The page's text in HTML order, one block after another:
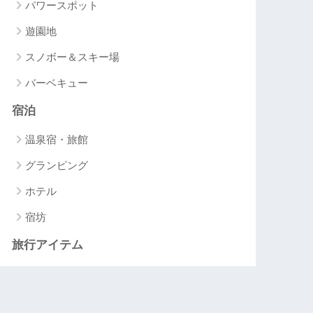
パワースポット
遊園地
スノボー＆スキー場
バーベキュー
宿泊
温泉宿・旅館
グランピング
ホテル
宿坊
旅行アイテム